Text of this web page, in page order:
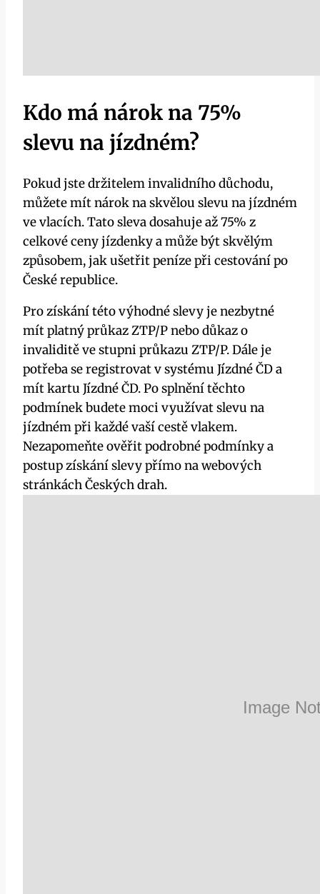
Kdo má nárok na 75%
slevu na jízdném?
Pokud jste držitelem invalidního důchodu,
můžete mít nárok na skvělou slevu na jízdném
ve vlacích. Tato sleva dosahuje až 75% z
celkové ceny jízdenky a může být skvělým
způsobem, jak ušetřit peníze při cestování po
České republice.
Pro získání této výhodné slevy je nezbytné
mít platný průkaz ZTP/P nebo důkaz o
invaliditě ve stupni průkazu ZTP/P. Dále je
potřeba se registrovat v systému Jízdné ČD a
mít kartu Jízdné ČD. Po splnění těchto
podmínek budete moci využívat slevu na
jízdném při každé vaší cestě vlakem.
Nezapomeňte ověřit podrobné podmínky a
postup získání slevy přímo na webových
stránkách Českých drah.